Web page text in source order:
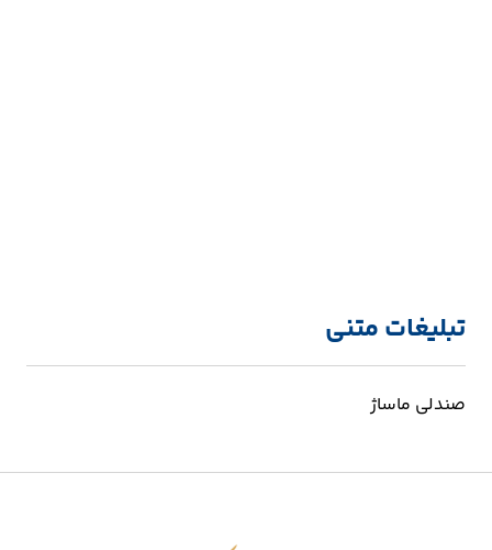
تبلیغات متنی
صندلی ماساژ